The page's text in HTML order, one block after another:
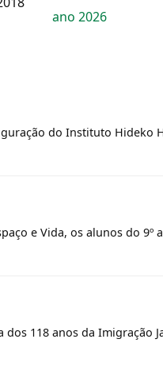
ano 2026
do Instituto Hideko
e Vida, os alunos do 9º
118 anos da Imigração